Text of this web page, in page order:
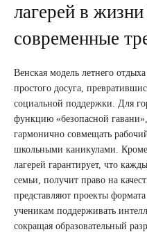
лагерей в
современные
Венская модель летнего
простого досуга,
социальной поддержки. Для
функцию «безопасной
гармонично совмещать
школьными каникулами.
лагерей гарантирует, что
семьи, получит право на
представляют проекты
ученикам поддерживать
сокращая образовательный